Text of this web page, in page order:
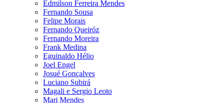
Edmilson Ferreira Mendes
Fernando Sousa
Felipe Morais
Fernando Queiróz
Fernando Moreira
Frank Medina
Eguinaldo Hélio
Joel Engel
Josué Gonçalves
Luciano Subirá
Magali e Sergio Leoto
Mari Mendes